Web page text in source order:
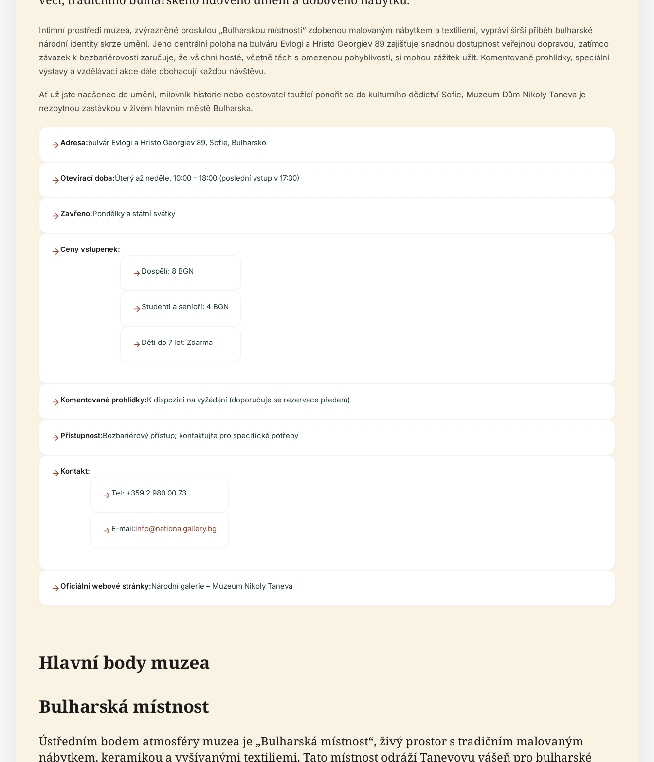
Intimní prostředí muzea, zvýrazněné proslulou „Bulharskou místností“ zdobenou malovaným nábytkem a textiliemi, vypráví širší příběh bulharské
národní identity skrze umění. Jeho centrální poloha na bulváru Evlogi a Hristo Georgiev 89 zajišťuje snadnou dostupnost veřejnou dopravou, zatímco
závazek k bezbariérovosti zaručuje, že všichni hosté, včetně těch s omezenou pohyblivostí, si mohou zážitek užít. Komentované prohlídky, speciální
výstavy a vzdělávací akce dále obohacují každou návštěvu.
Ať už jste nadšenec do umění, milovník historie nebo cestovatel toužící ponořit se do kulturního dědictví Sofie, Muzeum Dům Nikoly Taneva je
nezbytnou zastávkou v živém hlavním městě Bulharska.
Adresa:bulvár Evlogi a Hristo Georgiev 89, Sofie, Bulharsko
Otevírací doba:Úterý až neděle, 10:00 – 18:00 (poslední vstup v 17:30)
Zavřeno:Pondělky a státní svátky
Ceny vstupenek:
Dospělí: 8 BGN
Studenti a senioři: 4 BGN
Děti do 7 let: Zdarma
Komentované prohlídky:K dispozici na vyžádání (doporučuje se rezervace předem)
Přístupnost:Bezbariérový přístup; kontaktujte pro specifické potřeby
Kontakt:
Tel: +359 2 980 00 73
E-mail:info@nationalgallery.bg
Oficiální webové stránky:Národní galerie – Muzeum Nikoly Taneva
Hlavní body muzea
Bulharská místnost
Ústředním bodem atmosféry muzea je „Bulharská místnost“, živý prostor s tradičním malovaným
nábytkem, keramikou a vyšívanými textiliemi. Tato místnost odráží Tanevovu vášeň pro bulharské